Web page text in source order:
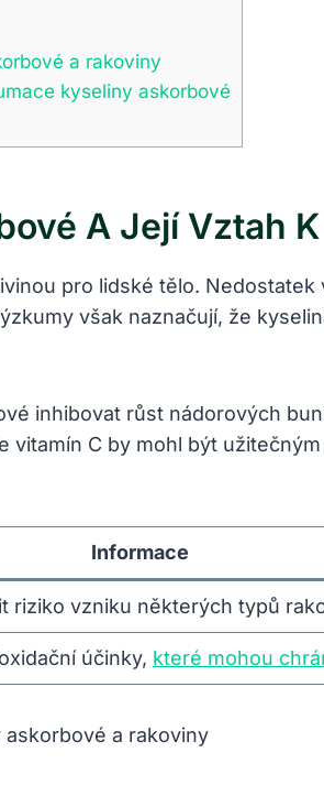
a rakoviny
kyseliny askorbové
A Její Vztah
pro lidské tělo.
však naznačují, že
inhibovat růst nádorových
C by mohl být
Informace
riziko vzniku některých typů
účinky, které mohou